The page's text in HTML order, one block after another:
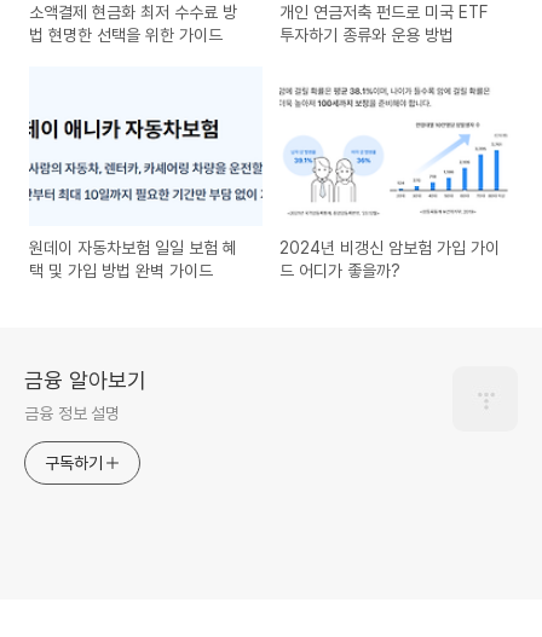
소액결제 현금화 최저 수수료 방
법 현명한 선택을 위한 가이드
개인 연금저축 펀드로 미국 ETF
투자하기 종류와 운용 방법
원데이 자동차보험 일일 보험 혜
택 및 가입 방법 완벽 가이드
2024년 비갱신 암보험 가입 가이
드 어디가 좋을까?
금융 알아보기
금융 정보 설명
구독하기